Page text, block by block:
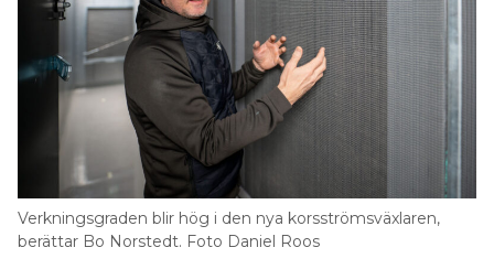
Verkningsgraden blir hög i den nya korsströmsväxlaren,
berättar Bo Norstedt. Foto Daniel Roos